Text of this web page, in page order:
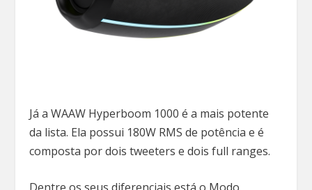
Já a WAAW Hyperboom 1000 é a mais potente
da lista. Ela possui 180W RMS de potência e é
composta por dois tweeters e dois full ranges.